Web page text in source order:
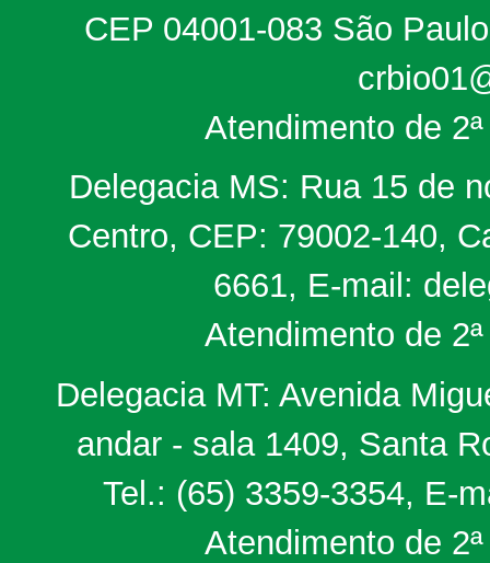
CEP 04001-083 São
Atendimento de
Delegacia MS: Rua 15 de
Centro, CEP: 79002-140,
6661, E-mail:
Atendimento de
Delegacia MT: Avenida
andar - sala 1409, Santa
Tel.: (65) 3359-3354, E-
Atendimento de